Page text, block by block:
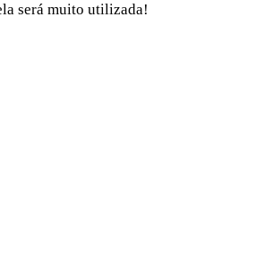
será muito utilizada!